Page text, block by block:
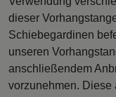
dieser
Schiebegardinen
unseren
anschließendem
vorzunehmen. Diese